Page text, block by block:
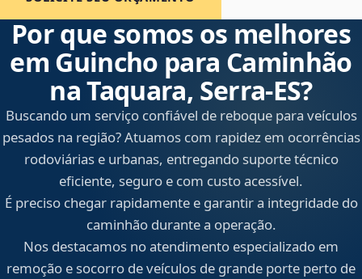
Por que somos os melhores
em Guincho para Caminhão
na Taquara, Serra‑ES?
Buscando um serviço confiável de reboque para veículos
pesados na região? Atuamos com rapidez em ocorrências
rodoviárias e urbanas, entregando suporte técnico
eficiente, seguro e com custo acessível.
É preciso chegar rapidamente e garantir a integridade do
caminhão durante a operação.
Nos destacamos no atendimento especializado em
remoção e socorro de veículos de grande porte perto de